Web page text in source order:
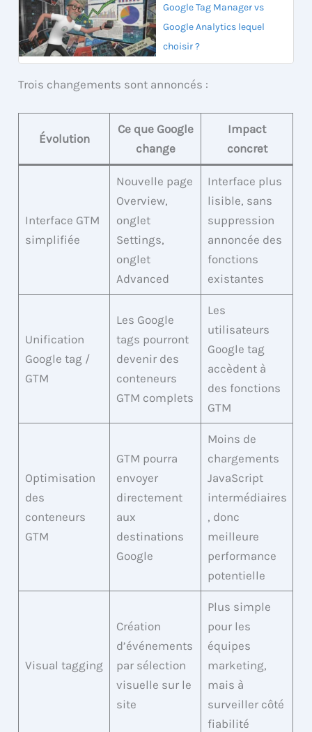
Google Tag Manager vs
Google Analytics lequel
choisir ?
Trois changements sont annoncés :
Évolution
Ce que Google
change
Impact
concret
Interface GTM
simplifiée
Nouvelle page
Overview,
onglet
Settings,
onglet
Advanced
Interface plus
lisible, sans
suppression
annoncée des
fonctions
existantes
Unification
Google tag /
GTM
Les Google
tags pourront
devenir des
conteneurs
GTM complets
Les
utilisateurs
Google tag
accèdent à
des fonctions
GTM
Optimisation
des
conteneurs
GTM
GTM pourra
envoyer
directement
aux
destinations
Google
Moins de
chargements
JavaScript
intermédiaires
, donc
meilleure
performance
potentielle
Visual tagging
Création
d’événements
par sélection
visuelle sur le
site
Plus simple
pour les
équipes
marketing,
mais à
surveiller côté
fiabilité